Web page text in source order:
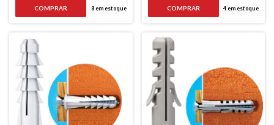
8em estoque 4em estoque